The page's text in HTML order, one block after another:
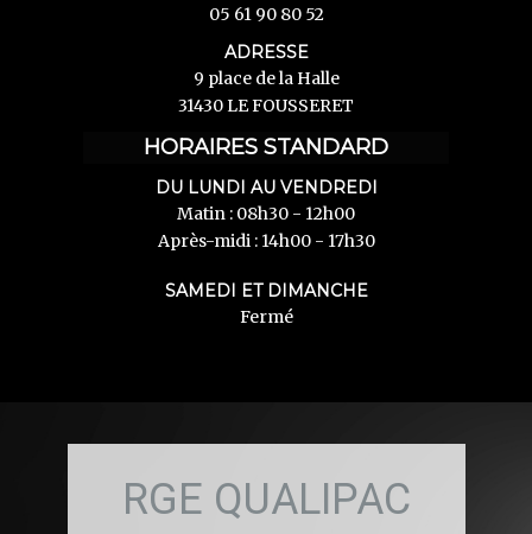
05 61 90 80 52
ADRESSE
9 place de la Halle
31430 LE FOUSSERET
HORAIRES STANDARD
DU LUNDI AU VENDREDI
Matin : 08h30 - 12h00
Après-midi : 14h00 - 17h30
SAMEDI ET DIMANCHE
Fermé
RGE QUALIPAC